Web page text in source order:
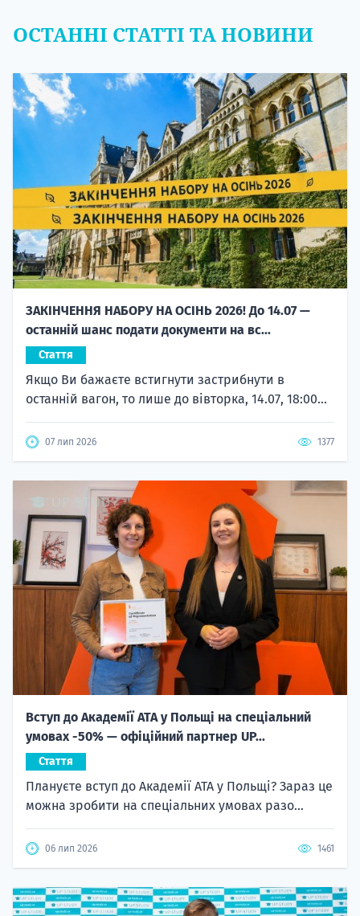
ОСТАННІ СТАТТІ ТА НОВИНИ
ЗАКІНЧЕННЯ НАБОРУ НА ОСІНЬ 2026! До 14.07 —
останній шанс подати документи на вс...
Стаття
Якщо Ви бажаєте встигнути застрибнути в
останній вагон, то лише до вівторка, 14.07, 18:00...
07 лип 2026 1377
Вступ до Академії ATA у Польщі на спеціальний
умовах -50% — офіційний партнер UP...
Стаття
Плануєте вступ до Академії ATA у Польщі? Зараз це
можна зробити на спеціальних умовах разо...
06 лип 2026 1461